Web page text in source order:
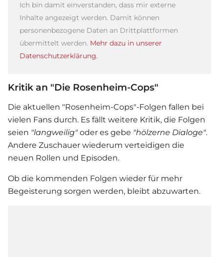
Ich bin damit einverstanden, dass mir externe
Inhalte angezeigt werden. Damit können
personenbezogene Daten an Drittplattformen
übermittelt werden. Mehr dazu in unserer
Datenschutzerklärung.
Kritik an "Die Rosenheim-Cops"
Die aktuellen "Rosenheim-Cops"-Folgen fallen bei
vielen Fans durch. Es fällt weitere Kritik, die Folgen
seien "langweilig" oder es gebe "hölzerne Dialoge".
Andere Zuschauer wiederum verteidigen die
neuen Rollen und Episoden.
Ob die kommenden Folgen wieder für mehr
Begeisterung sorgen werden, bleibt abzuwarten.